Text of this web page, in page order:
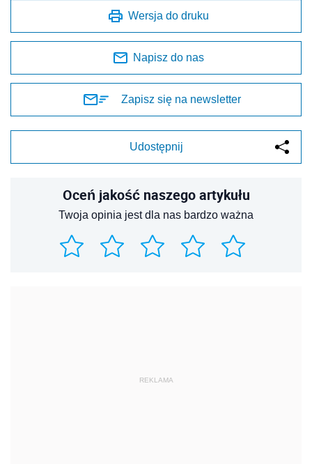
Wersja do druku
Napisz do nas
Zapisz się na newsletter
Udostępnij
Oceń jakość naszego artykułu
Twoja opinia jest dla nas bardzo ważna
REKLAMA